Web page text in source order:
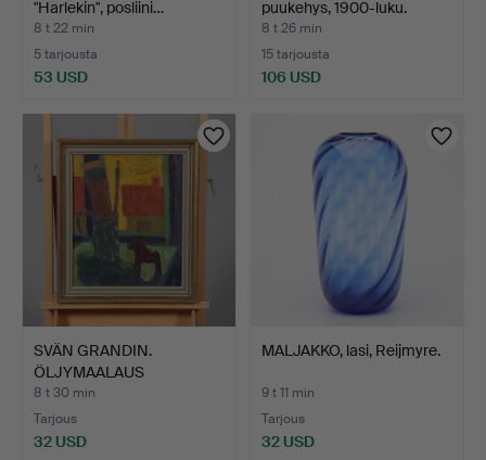
"Harlekin", posliini…
8 t 22 min
5 tarjousta
53 USD
puukehys, 1900-luku.
8 t 26 min
15 tarjousta
106 USD
SVÄN GRANDIN.
ÖLJYMAALAUS
PANOOLLE, signee…
8 t 30 min
Tarjous
32 USD
MALJAKKO, lasi, Reijmyre.
9 t 11 min
Tarjous
32 USD